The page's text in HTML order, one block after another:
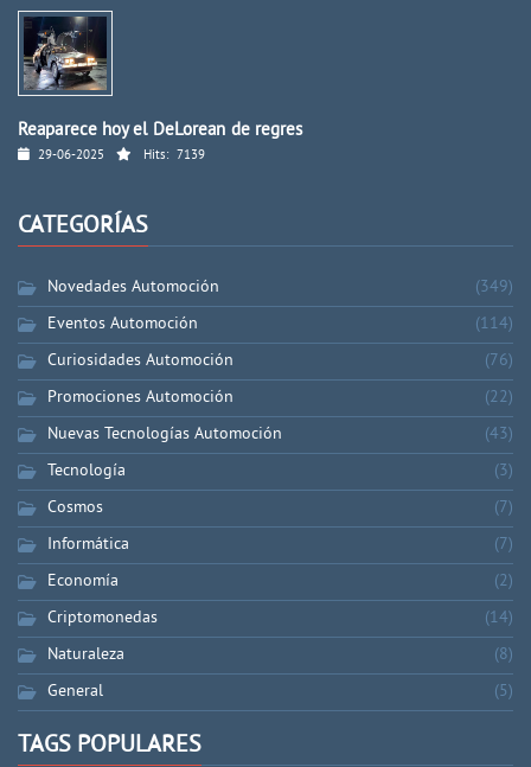
Reaparece hoy el DeLorean de regres
29-06-2025 Hits: 7139
CATEGORÍAS
Novedades Automoción
(349)
Eventos Automoción
(114)
Curiosidades Automoción
(76)
Promociones Automoción
(22)
Nuevas Tecnologías Automoción
(43)
Tecnología
(3)
Cosmos
(7)
Informática
(7)
Economía
(2)
Criptomonedas
(14)
Naturaleza
(8)
General
(5)
TAGS POPULARES